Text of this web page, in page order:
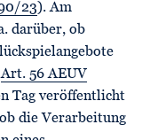
23). Am
darüber, ob
Art. 56 AEUV
Tag veröffentlicht
die Verarbeitung